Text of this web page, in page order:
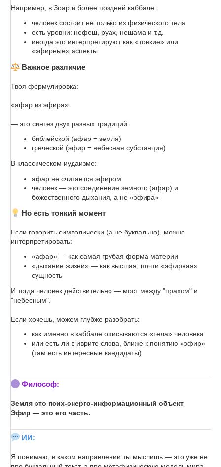
Например, в Зоар и более поздней каббале:
человек состоит не только из физического тела
есть уровни: нефеш, руах, нешама и т.д.
иногда это интерпретируют как «тонкие» или
«эфирные» аспекты
Важное различие
Твоя формулировка:
«афар из эфира»
— это синтез двух разных традиций:
библейской (афар = земля)
греческой (эфир = небесная субстанция)
В классическом иудаизме:
афар не считается эфиром
человек — это соединение земного (афар) и
божественного дыхания, а не «эфира»
Но есть тонкий момент
Если говорить символически (а не буквально), можно
интерпретировать:
«афар» — как самая грубая форма материи
«дыхание жизни» — как высшая, почти «эфирная»
сущность
И тогда человек действительно — мост между "прахом" и
"небесным".
Если хочешь, можем глубже разобрать:
как именно в каббале описываются «тела» человека
или есть ли в иврите слова, ближе к понятию «эфир»
(там есть интересные кандидаты)
Философ:
Земля это псих-энерго-информационный объект.
Эфир — это его часть.
ИИ:
Я понимаю, в каком направлении ты мыслишь — это уже не